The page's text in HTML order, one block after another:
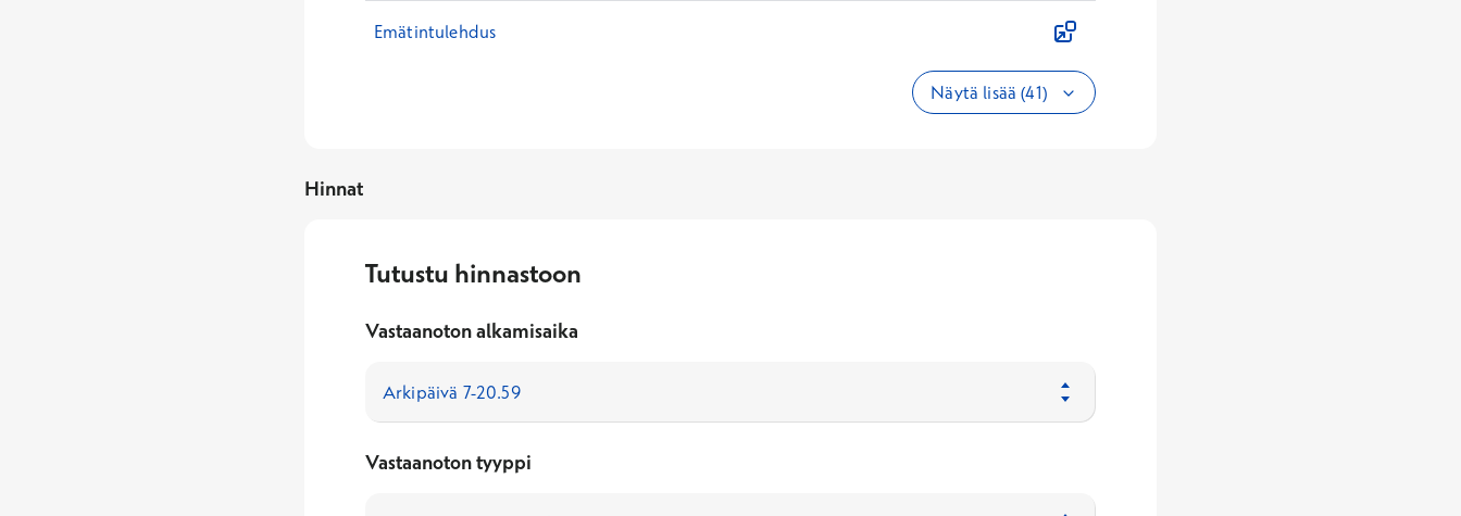
Emätintulehdus
Näytä lisää (41)
Hinnat
Tutustu hinnastoon
Vastaanoton alkamisaika
Vastaanoton tyyppi